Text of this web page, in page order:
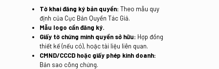
Tờ khai đăng ký bản quyền: Theo mẫu quy
định của Cục Bản Quyền Tác Giả.
Mẫu logo cần đăng ký.
Giấy tờ chứng minh quyền sở hữu: Hợp đồng
thiết kế (nếu có), hoặc tài liệu liên quan.
CMND/CCCD hoặc giấy phép kinh doanh:
Bản sao công chứng.